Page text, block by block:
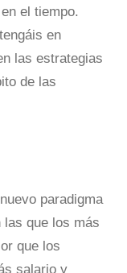
el tiempo.
en
las estrategias
de las
paradigma
las que los más
que los
salario y